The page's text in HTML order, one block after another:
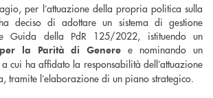
per l’attuazione della propria politica sulla
deciso di adottare un sistema di gestione
Guida della PdR 125/2022, istituendo un
la Parità di Genere e nominando un
a cui ha affidato la responsabilità dell’attuazione
tramite l’elaborazione di un piano strategico.